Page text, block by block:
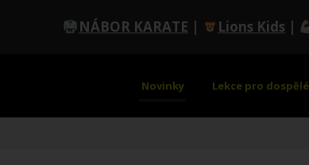
NÁBOR KARATE | Lions Kids |
Novinky Lekce pro dospělé